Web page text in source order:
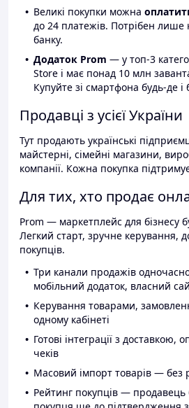
Великі покупки можна
до 24 платежів. Потрібен лише
банку.
Додаток Prom — у топ-3
Store і має понад 10 млн
Купуйте зі смартфона будь-де і
Продавці з усієї України
Тут продають українські
майстерні, сімейні магазини,
компанії. Кожна покупка
Для тих, хто продає
Prom — маркетплейс для бізнесу
Легкий старт, зручне керування,
покупців.
Три канали продажів
мобільний додаток, власний
Керування товарами,
одному кабінеті
Готові інтеграції з
чеків
Масовий імпорт товарів — без
Рейтинг покупців — продавець